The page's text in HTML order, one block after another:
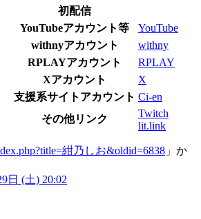
初配信
YouTubeアカウント等
YouTube
withnyアカウント
withny
RPLAYアカウント
RPLAY
Xアカウント
X
支援系サイトアカウント Ci-en
その他リンク
Twitch
lit.link
紺乃しお&oldid=6838 」か
日 (土) 20:02